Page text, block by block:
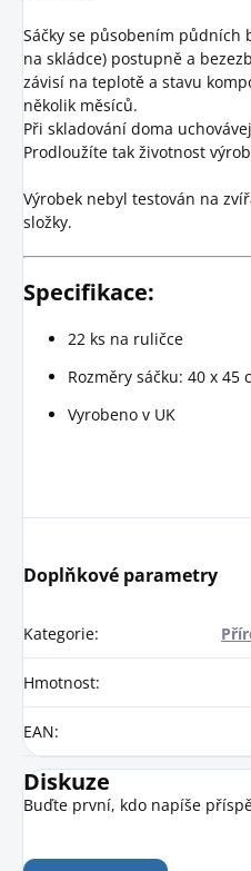
Sáčky se působením půdních
na skládce) postupně a
závisí na teplotě a stavu
několik měsíců.
Při skladování doma
Prodloužíte tak životnost
Výrobek nebyl testován na
složky.
Specifikace:
22 ks na ruličce
Rozměry sáčku: 40 x
Vyrobeno v UK
Doplňkové parametry
Kategorie:
Hmotnost:
EAN:
Diskuze
Buďte první, kdo napíše